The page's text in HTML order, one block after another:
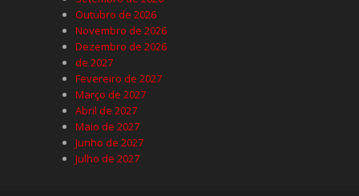
Outubro de 2026
Novembro de 2026
Dezembro de 2026
de 2027
Fevereiro de 2027
Março de 2027
Abril de 2027
Maio de 2027
Junho de 2027
Julho de 2027